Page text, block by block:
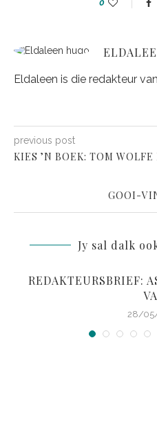
0
Eldaleen is die redakteur
previous post
KIES ’N BOEK: TOM
GOOI-
Jy sal dalk
REDAKTEURSBRIEF:
28/